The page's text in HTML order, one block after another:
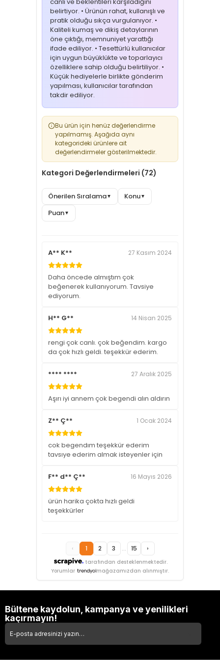
belirtiyor. • Ürünün rahat, kullanışlı ve
pratik olduğu sıkça vurgulanıyor. •
Kaliteli kumaş ve dikiş detaylarının
öne çıktığı, memnuniyet yarattığı
ifade ediliyor. • Tesettürlü kullanıcılar
için uygun büyüklükte ve toparlayıcı
özelliklere sahip olduğu belirtiliyor. •
Küçük hediyelerle birlikte gönderim
yapılması, kullanıcılar tarafından
takdir ediliyor.
Bu ürün için henüz değerlendirme
yapılmamış. Aşağıda aynı
kategorideki ürünlere ait
değerlendirmeler gösterilmektedir.
Kategori Değerlendirmeleri (72)
Önerilen Sıralama▼ Konu▼
Puan▼
A** K** 27 Kasım 2024
Daha öncede almıştım çok
beğenerek kullanıyorum. Tavsiye
ediyorum.
H** G** 14 Nisan 2025
rengi çok canlı. çok beğendim. kargo
da çok hızlı geldi. teşekkür ederim.
**** **** 27 Aralık 2025
Aşırı iyi annem çok begendi alın aldırın
Z** Ç** 1 Ocak 2024
cok begendım teşekkür ederim
tavsıye ederim almak isteyenler için
F** d** Ç** 16 Mayıs 2026
ürün harika çokta hızlı geldi
teşekkürler
tarafından desteklenmektedir.
‹ 1 2 3 ... 15 ›
Yorumlar mağazamızdan alınmıştır.
Bültene kaydolun, kampanya ve yenilikleri
kaçırmayın!